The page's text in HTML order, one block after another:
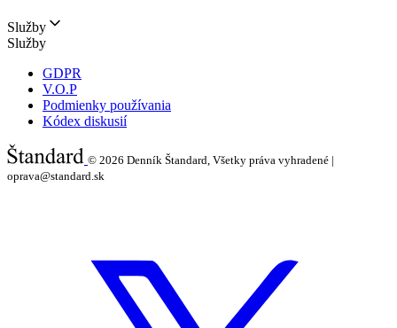
Služby
Služby
GDPR
V.O.P
Podmienky používania
Kódex diskusií
© 2026 Denník Štandard, Všetky práva vyhradené |
oprava@standard.sk